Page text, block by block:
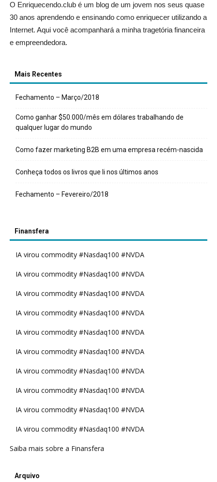
O Enriquecendo.club é um blog de um jovem nos seus quase
30 anos aprendendo e ensinando como enriquecer utilizando a
Internet. Aqui você acompanhará a minha tragetória financeira
e empreendedora.
Mais Recentes
Fechamento – Março/2018
Como ganhar $50.000/mês em dólares trabalhando de
qualquer lugar do mundo
Como fazer marketing B2B em uma empresa recém-nascida
Conheça todos os livros que li nos últimos anos
Fechamento – Fevereiro/2018
Finansfera
IA virou commodity #Nasdaq100 #NVDA
IA virou commodity #Nasdaq100 #NVDA
IA virou commodity #Nasdaq100 #NVDA
IA virou commodity #Nasdaq100 #NVDA
IA virou commodity #Nasdaq100 #NVDA
IA virou commodity #Nasdaq100 #NVDA
IA virou commodity #Nasdaq100 #NVDA
IA virou commodity #Nasdaq100 #NVDA
IA virou commodity #Nasdaq100 #NVDA
IA virou commodity #Nasdaq100 #NVDA
Saiba mais sobre a Finansfera
Arquivo